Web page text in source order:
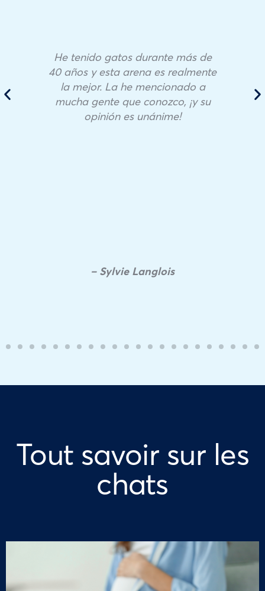
He tenido gatos durante más de
40 años y esta arena es realmente
la mejor. La he mencionado a
mucha gente que conozco, ¡y su
opinión es unánime!
– Sylvie Langlois
Tout savoir sur les
chats